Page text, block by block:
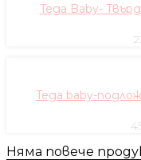
Tega Baby-
Tega baby-
Няма повече